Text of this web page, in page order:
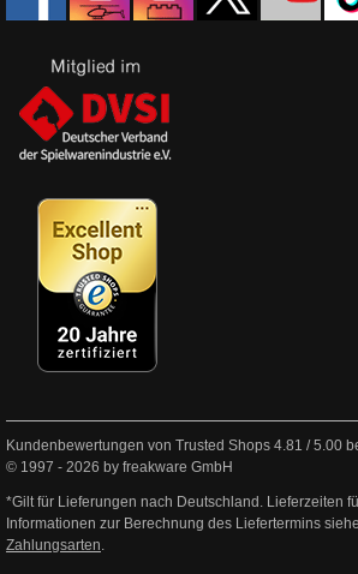
Kundenbewertungen von Trusted Shops 4.81 /5.00
© 1997 - 2026 by freakware GmbH
*Gilt für Lieferungen nach Deutschland. Lieferzeiten
Informationen zur Berechnung des Liefertermins siehe
Zahlungsarten.